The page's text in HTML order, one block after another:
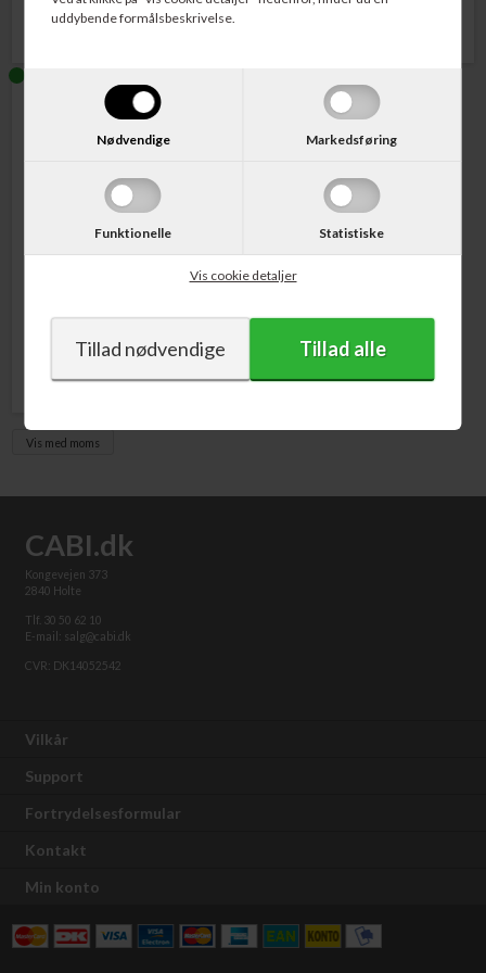
uddybende formålsbeskrivelse.
Nødvendige Markedsføring
Funktionelle Statistiske
Vis cookie detaljer
Printerpatron Magenta 900 sider
484,00 DKK
Vis med moms
CABI.dk
Kongevejen 373
2840 Holte
Tlf. 30 50 62 10
E-mail: salg@cabi.dk
CVR: DK14052542
Vilkår
Support
Fortrydelsesformular
Kontakt
Min konto